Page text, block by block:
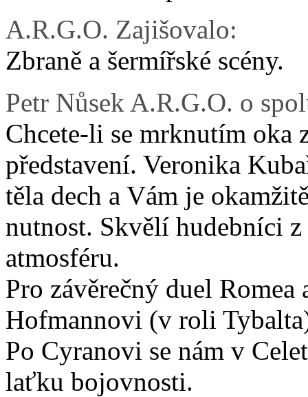
A.R.G.O. Zajišovalo:
Zbraně a šermířské scény.
Petr Nůsek A.R.G.O. o
Chcete-li se mrknutím oka
představení. Veronika
těla dech a Vám je
nutnost. Skvělí hudebníci
atmosféru.
Pro závěrečný duel
Hofmannovi (v roli
Po Cyranovi se nám v
laťku bojovnosti.